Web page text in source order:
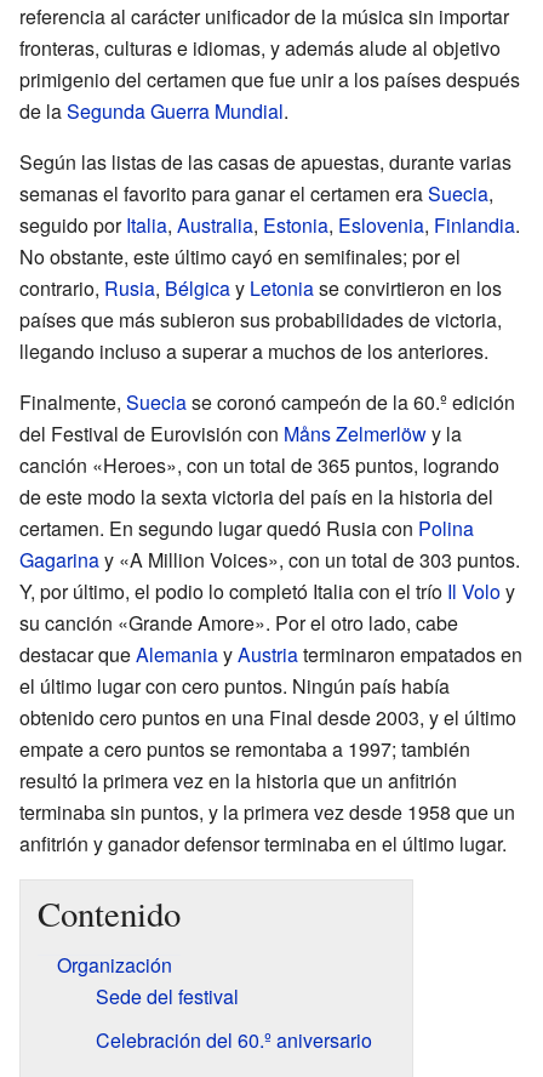
referencia al carácter unificador de la música sin importar
fronteras, culturas e idiomas, y además alude al objetivo
primigenio del certamen que fue unir a los países después
de laSegunda Guerra Mundial.
Según las listas de las casas de apuestas, durante varias
semanas el favorito para ganar el certamen eraSuecia,
seguido porItalia, Australia, Estonia, Eslovenia, Finlandia.
No obstante, este último cayó en semifinales; por el
contrario, Rusia, Bélgicay Letoniase convirtieron en los
países que más subieron sus probabilidades de victoria,
llegando incluso a superar a muchos de los anteriores.
Finalmente, Sueciase coronó campeón de la 60.º edición
del Festival de Eurovisión con Måns Zelmerlöwy la
canción «Heroes», con un total de 365 puntos, logrando
de este modo la sexta victoria del país en la historia del
certamen. En segundo lugar quedó Rusia con Polina
Gagarinay «A Million Voices», con un total de 303 puntos.
Y, por último, el podio lo completó Italia con el trío Il Voloy
su canción «Grande Amore». Por el otro lado, cabe
destacar queAlemaniayAustriaterminaron empatados en
el último lugar con cero puntos. Ningún país había
obtenido cero puntos en una Final desde 2003, y el último
empate a cero puntos se remontaba a 1997; también
resultó la primera vez en la historia que un anfitrión
terminaba sin puntos, y la primera vez desde 1958 que un
anfitrión y ganador defensor terminaba en el último lugar.
Contenido
Organización
Sede del festival
Celebración del 60.º aniversario